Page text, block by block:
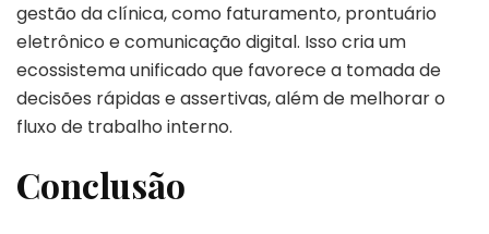
gestão da clínica, como faturamento, prontuário
eletrônico e comunicação digital. Isso cria um
ecossistema unificado que favorece a tomada de
decisões rápidas e assertivas, além de melhorar o
fluxo de trabalho interno.
Conclusão